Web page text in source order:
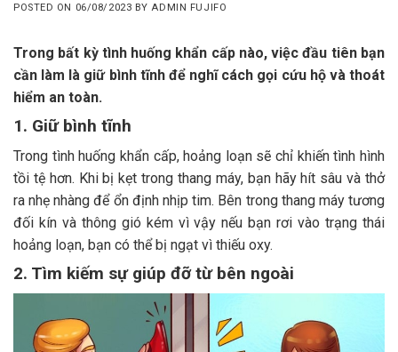
POSTED ON 06/08/2023 BY ADMIN FUJIFO
Trong bất kỳ tình huống khẩn cấp nào, việc đầu tiên bạn
cần làm là giữ bình tĩnh để nghĩ cách gọi cứu hộ và thoát
hiểm an toàn.
1. Giữ bình tĩnh
Trong tình huống khẩn cấp, hoảng loạn sẽ chỉ khiến tình hình
tồi tệ hơn. Khi bị kẹt trong thang máy, bạn hãy hít sâu và thở
ra nhẹ nhàng để ổn định nhịp tim. Bên trong thang máy tương
đối kín và thông gió kém vì vậy nếu bạn rơi vào trạng thái
hoảng loạn, bạn có thể bị ngạt vì thiếu oxy.
2. Tìm kiếm sự giúp đỡ từ bên ngoài